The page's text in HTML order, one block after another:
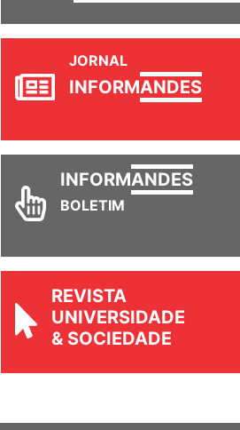
JORNAL
INFORMANDES
INFORMANDES
BOLETIM
REVISTA
UNIVERSIDADE
& SOCIEDADE